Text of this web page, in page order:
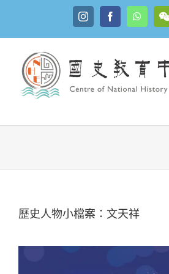
InstagramFacebook
歷史人物小檔案：文天祥